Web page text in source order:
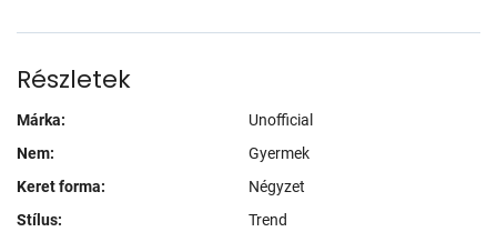
Részletek
Márka:
Unofficial
Nem:
Gyermek
Keret forma:
Négyzet
Stílus:
Trend